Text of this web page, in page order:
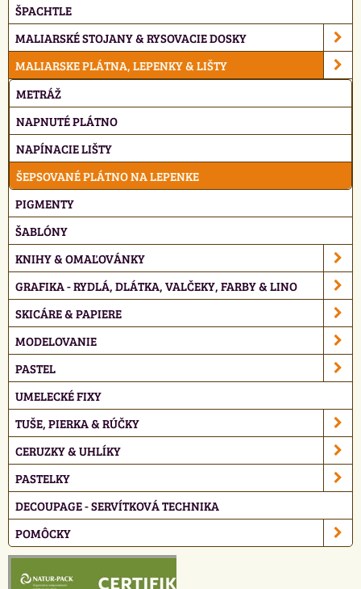
ŠPACHTLE
MALIARSKÉ STOJANY & RYSOVACIE DOSKY
MALIARSKE PLÁTNA, LEPENKY & LIŠTY
METRÁŽ
NAPNUTÉ PLÁTNO
NAPÍNACIE LIŠTY
ŠEPSOVANÉ PLÁTNO NA LEPENKE
PIGMENTY
ŠABLÓNY
KNIHY & OMAĽOVÁNKY
GRAFIKA - RYDLÁ, DLÁTKA, VALČEKY, FARBY & LINO
SKICÁRE & PAPIERE
MODELOVANIE
PASTEL
UMELECKÉ FIXY
TUŠE, PIERKA & RÚČKY
CERUZKY & UHLÍKY
PASTELKY
DECOUPAGE - SERVÍTKOVÁ TECHNIKA
POMÔCKY